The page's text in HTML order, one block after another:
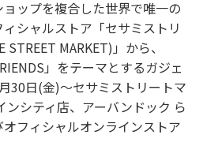
ップを複合した世界で唯一の
シャルストア「セサミストリ
MARKET)」から、
」をテーマとするガジェ
30日(金)〜セサミストリートマ
ンシティ店、アーバンドック ら
フィシャルオンラインストア